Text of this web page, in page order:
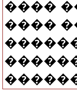
����
����